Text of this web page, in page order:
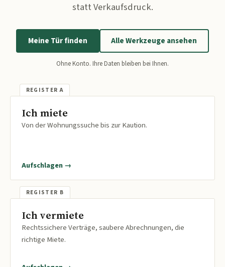
statt Verkaufsdruck.
Meine Tür finden Alle Werkzeuge ansehen
Ohne Konto. Ihre Daten bleiben bei Ihnen.
Ich miete
Von der Wohnungssuche bis zur Kaution.
Aufschlagen →
Ich vermiete
Rechtssichere Verträge, saubere Abrechnungen, die
richtige Miete.